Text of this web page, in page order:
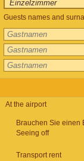
Guests names and
At the airport
Brauchen Sie einen
Seeing off
Transport rent